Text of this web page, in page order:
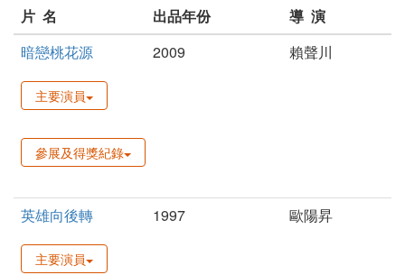
片 名
出品年份
導 演
暗戀桃花源
2009 賴聲川
主要演員
參展及得獎紀錄
英雄向後轉 1997 歐陽昇
主要演員